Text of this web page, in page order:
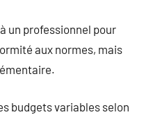
un professionnel pour
aux normes, mais
budgets variables selon